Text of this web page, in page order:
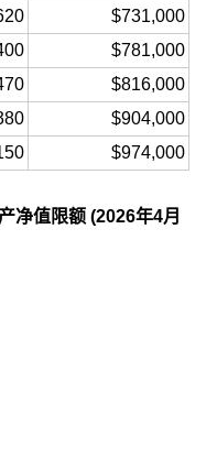
$731,000
$781,000
$816,000
$904,000
$974,000
净值限额 (2026年4月